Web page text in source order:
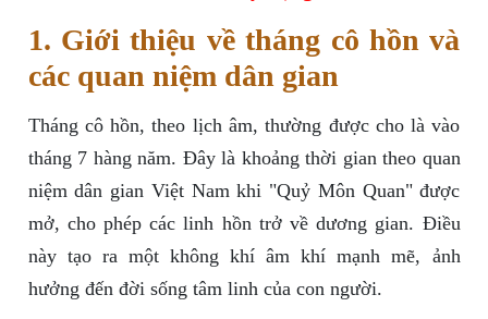
1. Giới thiệu về tháng cô hồn và
các quan niệm dân gian
Tháng cô hồn, theo lịch âm, thường được cho là vào
tháng 7 hàng năm. Đây là khoảng thời gian theo quan
niệm dân gian Việt Nam khi "Quỷ Môn Quan" được
mở, cho phép các linh hồn trở về dương gian. Điều
này tạo ra một không khí âm khí mạnh mẽ, ảnh
hưởng đến đời sống tâm linh của con người.